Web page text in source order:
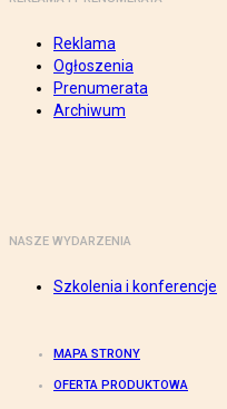
Reklama
Ogłoszenia
Prenumerata
Archiwum
NASZE WYDARZENIA
Szkolenia i konferencje
MAPA STRONY
OFERTA PRODUKTOWA